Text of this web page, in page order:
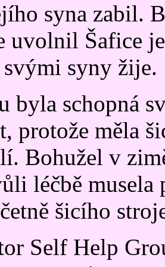
syna zabil.
uvolnil Šafice
svými syny žije.
byla schopná
protože měla
Bohužel v
léčbě musela
šicího
Self Help